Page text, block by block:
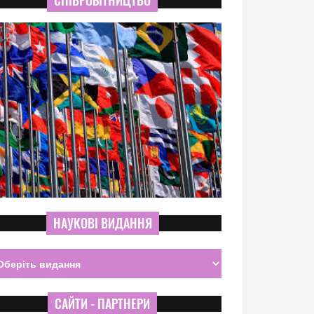
НАУКОВІ ВИДАННЯ
САЙТИ - ПАРТНЕРИ